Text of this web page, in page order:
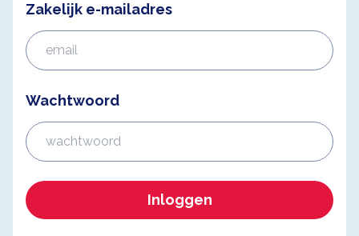
Zakelijk e-mailadres
Wachtwoord
Inloggen